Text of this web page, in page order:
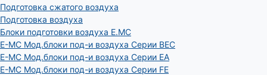
Подготовка сжатого воздуха
Подготовка воздуха
Блоки подготовки воздуха E.MC
E-MC Мод.блоки под-и воздуха Серии BEC
E-MC Мод.блоки под-и воздуха Серии EA
E-MC Мод.блоки под-и воздуха Серии FE